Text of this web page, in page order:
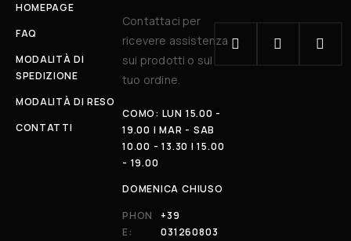
HOMEPAGE
FAQ
MODALITÀ DI
SPEDIZIONE
MODALITÀ DI RESO
CONTATTI
Contattaci per
ricevere assistenza
sui prodotti o sul
tuo ordine.
COMO: LUN 15.00 -
19.00 | MAR - SAB
10.00 - 13.30 | 15.00
- 19.00
DOMENICA CHIUSO
PHON
E:
+39
031260803